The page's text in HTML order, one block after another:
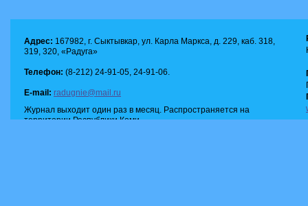
Адрес: 167982, г. Сыктывкар, ул. Карла Маркса, д. 229, каб. 318,
319, 320, «Радуга»
Телефон: (8-212) 24-91-05, 24-91-06.
E-mail: radugnie@mail.ru
Журнал выходит один раз в месяц. Распространяется на
территории Республики Коми.